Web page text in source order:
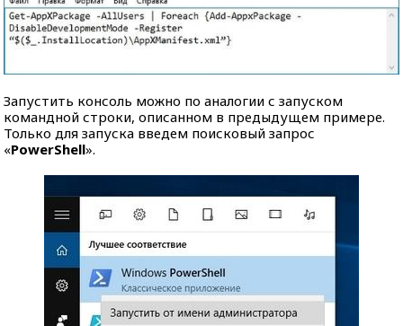
Запустить консоль можно по аналогии с запуском
командной строки, описанном в предыдущем примере.
Только для запуска введем поисковый запрос
«PowerShell».